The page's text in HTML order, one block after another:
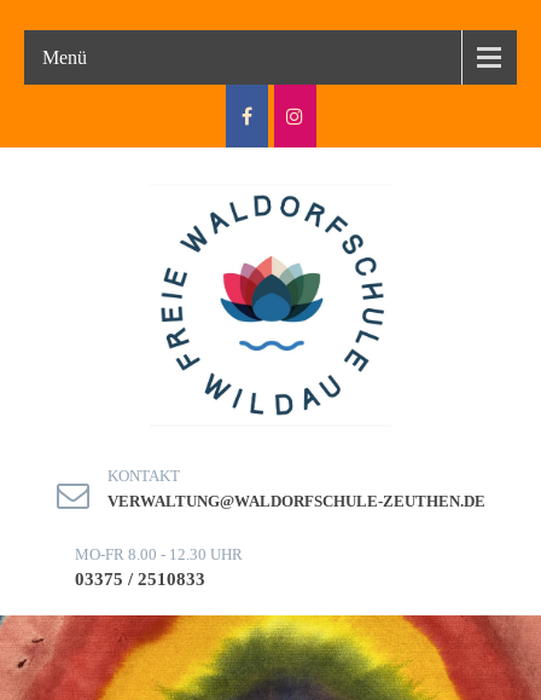
Menü
KONTAKT
VERWALTUNG@WALDORFSCHULE-ZEUTHEN.DE
MO-FR 8.00 - 12.30 UHR
03375 / 2510833